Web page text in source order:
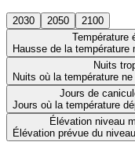
2030 2050
2100
Température
Hausse de la température
Nuits
Nuits où la température
Jours de
Jours où la température
Élévation niveau
Élévation prévue du